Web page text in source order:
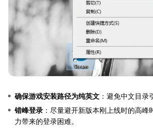
确保游戏安装路径为纯英文 ：避免中文目录
错峰登录 ：尽量避开新版本刚上线时的高峰
力带来的登录困难。